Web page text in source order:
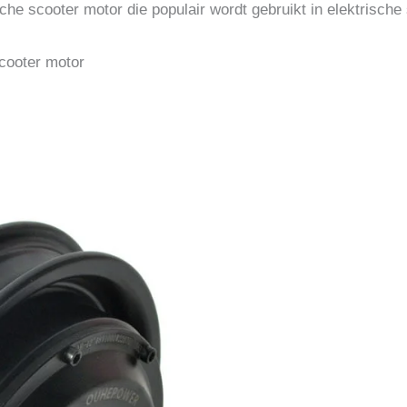
scooter motor die populair wordt gebruikt in elektrische
motor